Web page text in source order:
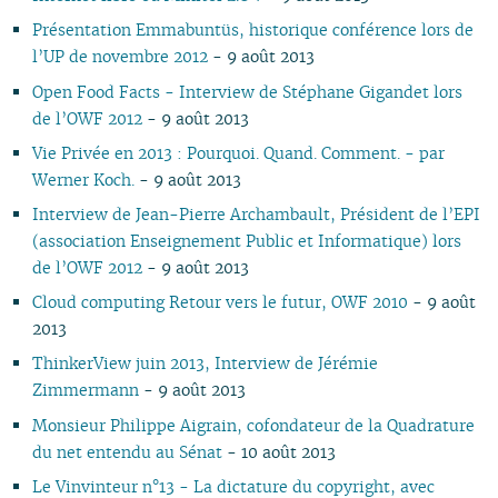
04
03
01
08
07
05
04
03
02
01
08
07
05
04
03
02
01
08
07
05
04
03
02
01
08
07
05
03
01
08
07
05
03
01
08
05
03
01
08
05
03
01
08
05
01
09
08
06
05
04
03
02
01
09
08
06
05
04
03
02
01
09
08
06
05
04
03
02
09
08
06
04
03
02
09
08
06
04
03
01
10
09
07
06
05
04
03
10
09
07
06
05
04
03
02
01
10
06
Présentation Emmabuntüs, historique conférence lors de
l’UP de novembre 2012- 9 août 2013
Open Food Facts - Interview de Stéphane Gigandet lors
de l’OWF 2012- 9 août 2013
Vie Privée en 2013 : Pourquoi. Quand. Comment. - par
Werner Koch. - 9 août 2013
Interview de Jean-Pierre Archambault, Président de l’EPI
(association Enseignement Public et Informatique) lors
de l’OWF 2012- 9 août 2013
Cloud computing Retour vers le futur, OWF 2010 - 9 août
2013
ThinkerView juin 2013, Interview de Jérémie
Zimmermann- 9 août 2013
Monsieur Philippe Aigrain, cofondateur de la Quadrature
du net entendu au Sénat- 10 août 2013
Le Vinvinteur n°13 - La dictature du copyright, avec